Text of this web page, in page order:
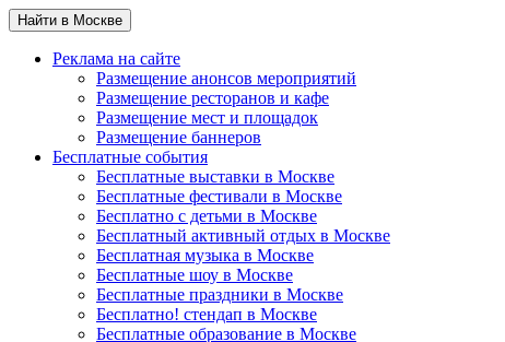
Найти в Москве
Реклама на сайте
Размещение анонсов мероприятий
Размещение ресторанов и кафе
Размещение мест и площадок
Размещение баннеров
Бесплатные события
Бесплатные выставки в Москве
Бесплатные фестивали в Москве
Бесплатно с детьми в Москве
Бесплатный активный отдых в Москве
Бесплатная музыка в Москве
Бесплатные шоу в Москве
Бесплатные праздники в Москве
Бесплатно! стендап в Москве
Бесплатные образование в Москве